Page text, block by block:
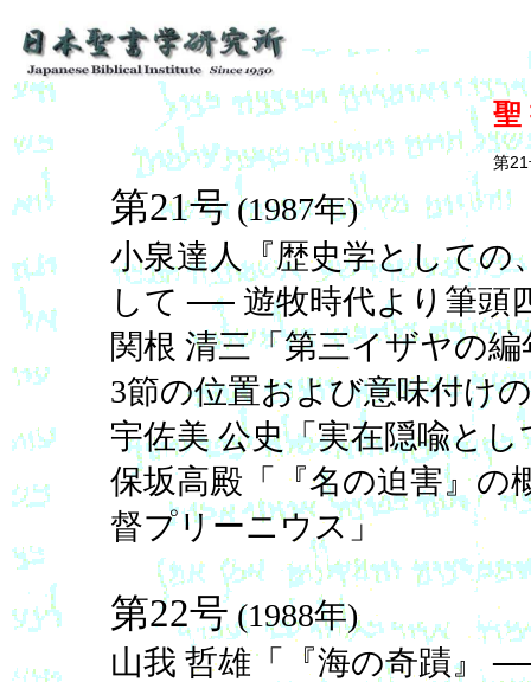
聖
第
第21号(1987年)
小泉達人『歴史学としての
して ── 遊牧時代より筆頭
関根 清三「第三イザヤの
3節の位置および意味付け
宇佐美 公史「実在隠喩と
保坂高殿「『名の迫害』
督プリーニウス」
第22号(1988年)
山我 哲雄「『海の奇蹟』